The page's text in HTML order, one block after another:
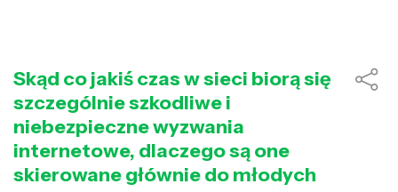
Skąd co jakiś czas w sieci biorą się
szczególnie szkodliwe i
niebezpieczne wyzwania
internetowe, dlaczego są one
skierowane głównie do młodych